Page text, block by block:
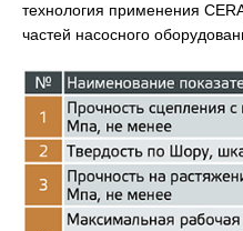
технология применения
частей насосного